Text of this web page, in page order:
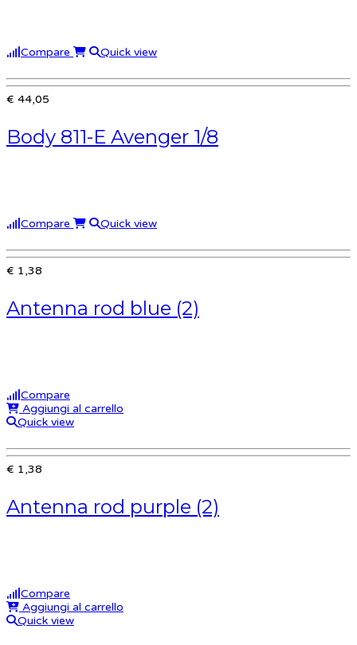
Compare Quick view
€ 44,05
Body 811-E Avenger 1/8
Compare Quick view
€ 1,38
Antenna rod blue (2)
Compare
Aggiungi al carrello
Quick view
€ 1,38
Antenna rod purple (2)
Compare
Aggiungi al carrello
Quick view